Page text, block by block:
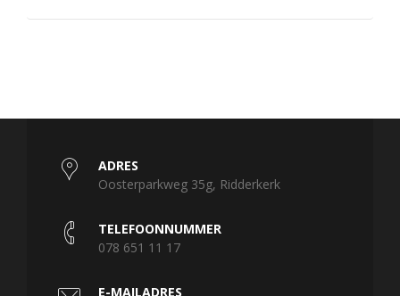
ADRES
Oosterparkweg 35g, Ridderkerk
TELEFOONNUMMER
078 651 11 17
E-MAILADRES